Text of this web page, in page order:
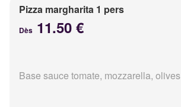
Pizza margharita 1 pers
Dès 11.50 €
Base sauce tomate, mozzarella, olives